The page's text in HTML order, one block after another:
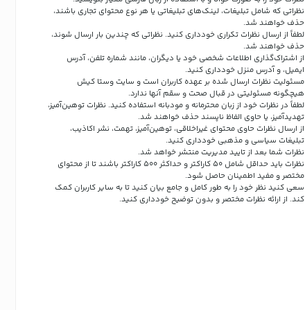
نظراتی که شامل تبلیغات، لینک‌های تبلیغاتی یا هر نوع محتوای تجاری باشند،
حذف خواهند شد.
لطفاً از ارسال نظرات تکراری خودداری کنید. نظراتی که چندین بار ارسال شوند،
حذف خواهند شد.
از اشتراک‌گذاری اطلاعات شخصی خود یا دیگران، مانند شماره تلفن، آدرس
ایمیل، و آدرس منزل خودداری کنید.
مسئولیت نظرات ارسال شده بر عهده کاربران است و سایت وستا کیش
هیچگونه مسئولیتی در قبال صحت و سقم آنها ندارد.
لطفاً در نظرات خود از زبان محترمانه و مودبانه استفاده کنید. نظرات توهین‌آمیز،
تهدیدآمیز، یا حاوی الفاظ ناپسند حذف خواهند شد.
از ارسال نظرات حاوی محتوای غیراخلاقی، توهین‌آمیز، تهمت، نشر اکاذیب،
تبلیغات سیاسی و مذهبی خودداری کنید.
نظرات شما بعد از تایید مدیریت منتشر خواهد شد.
نظرات باید حداقل شامل 50 کاراکتر و حداکثر 500 کاراکتر باشند تا از محتوای
مختصر و مفید اطمینان حاصل شود.
سعی کنید نظر خود را به طور کامل و جامع بیان کنید تا به سایر کاربران کمک
کند. از ارائه نظرات مختصر و بدون توضیح خودداری کنید.